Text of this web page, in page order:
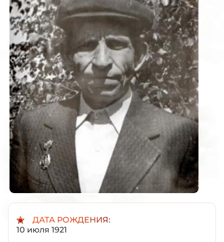
ДАТА РОЖДЕНИЯ:
10 июля 1921